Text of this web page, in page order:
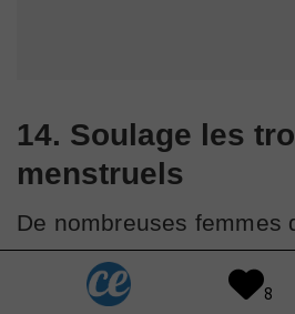
14. Soulage les
menstruels
De nombreuses femmes
application d’huile
(diluée dans une huile 8